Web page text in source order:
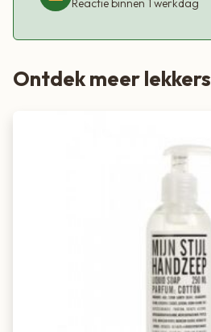
Reactie binnen 1 werkdag
Ontdek meer lekkers